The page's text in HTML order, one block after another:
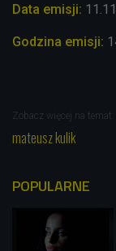
Data emisji: 11.11
Godzina emisji:
Zobacz więcej na temat:
mateusz kulik
POPULARNE